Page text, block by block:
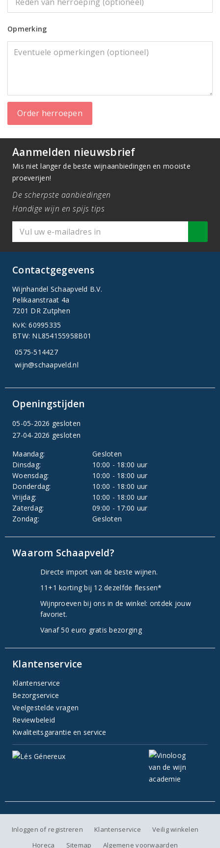
Opmerking
Order herroepen
Aanmelden nieuwsbrief
Mis niet langer de beste wijnaanbiedingen en mooiste
proeverijen!
De scherpste aanbiedingen
Handige wijn en spijs tips
Contactgegevens
Wijnhandel Schaapveld B.V.
Pelikaanstraat 4a
7201 DR Zutphen
KvK: 60995335
BTW: NL854155958B01
0575-514427
wijn@schaapveld.nl
Openingstijden
05-05-2026 gesloten
27-04-2026 gesloten
Maandag:
Gesloten
Dinsdag:
10:00 - 18:00 uur
Woensdag:
10:00 - 18:00 uur
Donderdag:
10:00 - 18:00 uur
Vrijdag:
10:00 - 18:00 uur
Zaterdag:
09:00 - 17:00 uur
Zondag:
Gesloten
Waarom Schaapveld?
Directe import van de beste wijnen.
11+1 korting bij 12 dezelfde flessen*
Wijnproeven bij ons in de winkel: ontdek jouw
favoriet.
Vanaf 50 euro gratis bezorging
Klantenservice
Klantenservice
Bezorgservice
Veelgestelde vragen
Reviewbeleid
Kwaliteitsgarantie en service
Inloggen of registreren Klantenservice
Veilig winkelen
Horeca
Sitemap Algemene voorwaarden